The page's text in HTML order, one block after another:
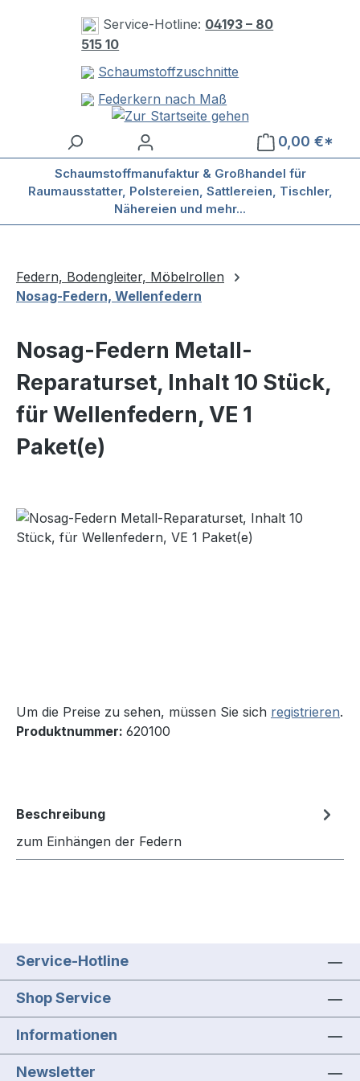
Zum Hauptinhalt springen
Service-Hotline: 04193 – 80
515 10
Schaumstoffzuschnitte
Federkern nach Maß
0,00 €*
Schaumstoffmanufaktur & Großhandel für
Raumausstatter, Polstereien, Sattlereien, Tischler,
Nähereien und mehr...
Federn, Bodengleiter, Möbelrollen
Nosag-Federn, Wellenfedern
Nosag-Federn Metall-
Reparaturset, Inhalt 10 Stück,
für Wellenfedern, VE 1
Paket(e)
Bildergalerie überspringen
Um die Preise zu sehen, müssen Sie sich registrieren.
Produktnummer: 620100
Beschreibung
zum Einhängen der Federn
Service-Hotline
Shop Service
Informationen
Newsletter